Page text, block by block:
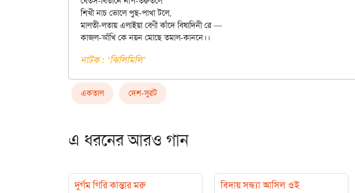
শিখী নাচ ভোলে পুছ-পাখা টলে,
মালতী-লতায় এলাইয়া বেণী কাঁদে বিষাদিনী রে —
নাটক : ‘ঝিলিমিলি’
একতাল দেশ-সুরট
এ ধরনের আরও গান
দুর্গম গিরি কান্তার মরু বিদায় সন্ধ্যা আসিল ওই